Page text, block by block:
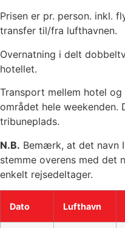
Prisen er pr. person. inkl.
transfer til/fra lufthavnen.
Overnatning i delt
hotellet.
Transport mellem hotel
området hele weekenden.
tribuneplads.
N.B. Bemærk, at det navn
stemme overens med det
enkelt rejsedeltager.
Dato Lufthavn